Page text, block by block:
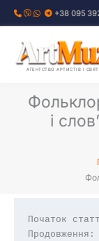
Перейти
+38 095
АГЕНТСТВО АРТИСТІВ І СВЯТ
і
Початок